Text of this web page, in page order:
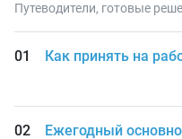
Путеводители, готовые
Как принять на
Ежегодный